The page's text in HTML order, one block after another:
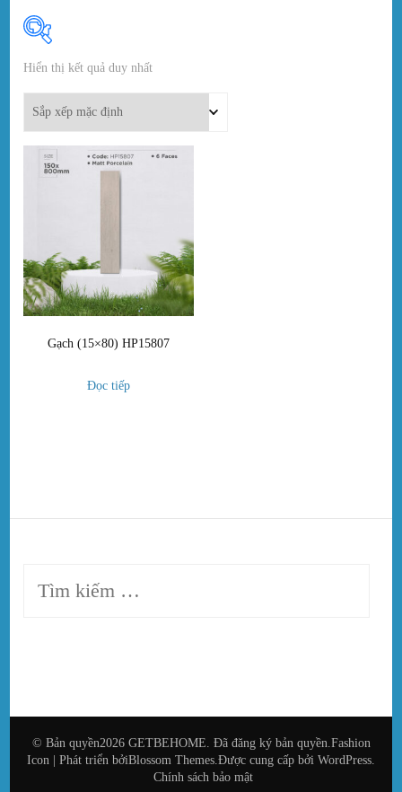
In stock
On sale(0)
Danh mục sản phẩm
Thẻ sản phẩm
Hiển thị kết quả duy nhất
Gạch (15×80) HP15807
Đọc tiếp
Tìm
© Bản quyền2026 GETBEHOME . Đã đăng ký bản quyền. Fashion
Icon | Phát triển bởiBlossom Themes .Được cung cấp bởi WordPress
Chính sách bảo mật